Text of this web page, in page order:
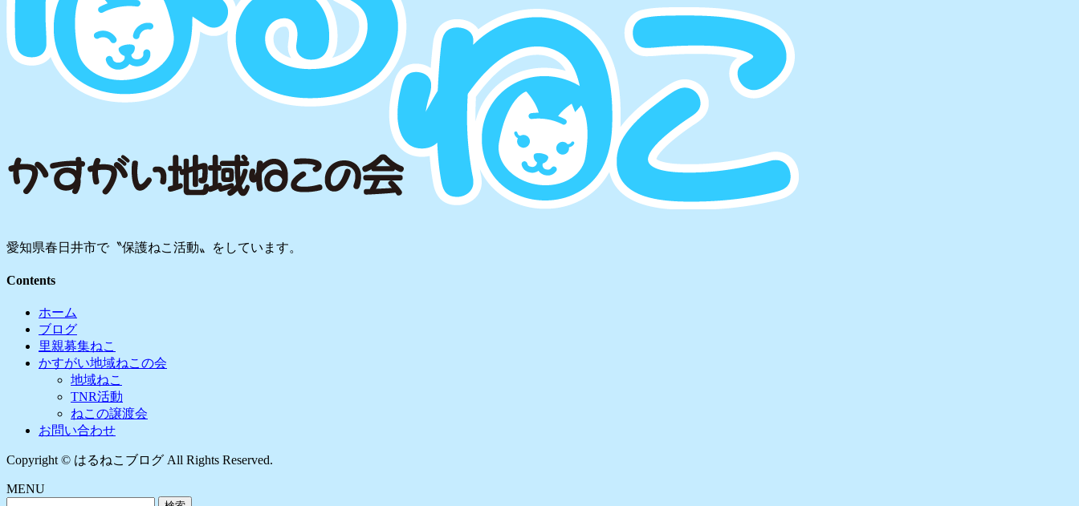
愛知県春日井市で〝保護ねこ活動〟をしています。
Contents
ホーム
ブログ
里親募集ねこ
かすがい地域ねこの会
地域ねこ
TNR活動
ねこの譲渡会
お問い合わせ
Copyright © はるねこブログ All Rights Reserved.
MENU